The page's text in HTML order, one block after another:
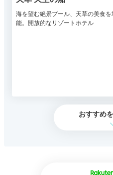
海を望む絶景プール、天草の美食を
能。開放的なリゾートホテル
おすすめ